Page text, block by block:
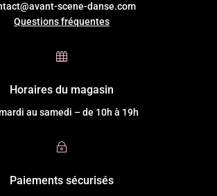
scene-danse.com
Questions fréquentes

Horaires du magasin
au samedi – de 10h à 19h
~
Paiements sécurisés